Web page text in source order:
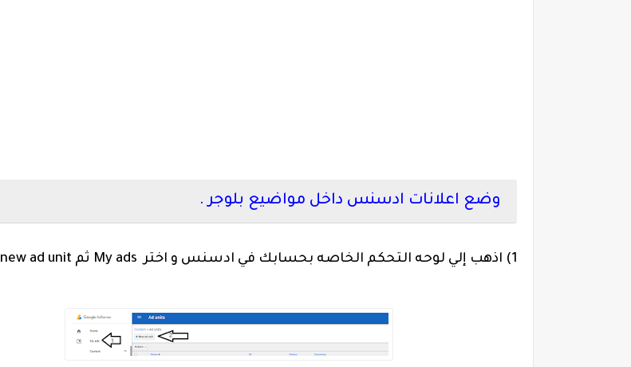
وضع اعلانات ادسنس داخل مواضيع بلوجر .
1) اذهب إلي لوحه التحكم الخاصه بحسابك في ادسنس و اختر My ads ثم new ad unit